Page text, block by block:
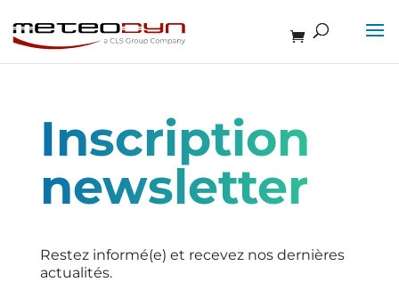
Inscription
newsletter
Restez informé(e) et recevez nos dernières
actualités.